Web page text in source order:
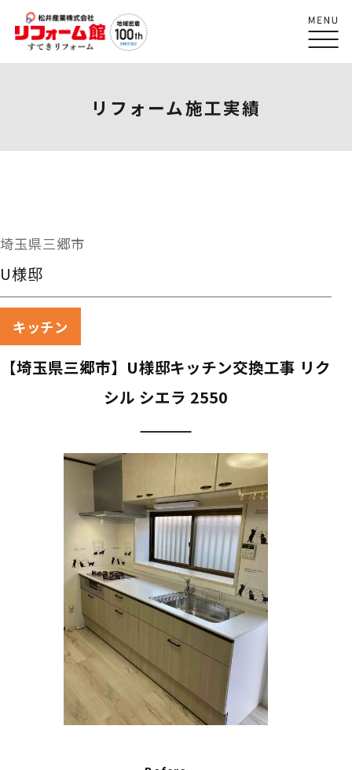
リフォーム施工実績
埼玉県三郷市
U様邸
キッチン
【埼玉県三郷市】U様邸キッチン交換工事 リク
シル シエラ 2550